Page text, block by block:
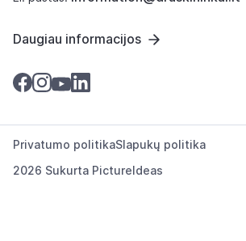
Daugiau informacijos
2026 Sukurta PictureIdeas
Privatumo politikaSlapukų politika